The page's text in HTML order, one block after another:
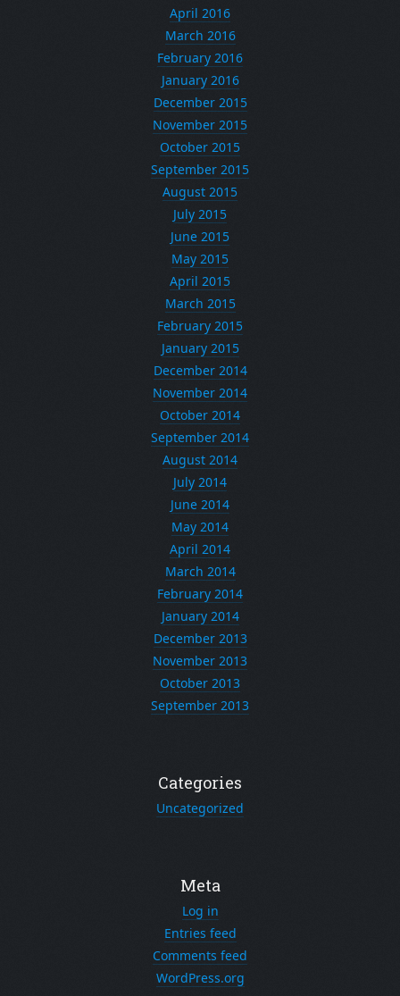
April 2016
March 2016
February 2016
January 2016
December 2015
November 2015
October 2015
September 2015
August 2015
July 2015
June 2015
May 2015
April 2015
March 2015
February 2015
January 2015
December 2014
November 2014
October 2014
September 2014
August 2014
July 2014
June 2014
May 2014
April 2014
March 2014
February 2014
January 2014
December 2013
November 2013
October 2013
September 2013
Categories
Uncategorized
Meta
Log in
Entries feed
Comments feed
WordPress.org